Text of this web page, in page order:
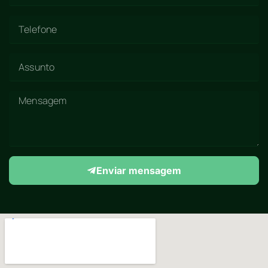
Enviar mensagem